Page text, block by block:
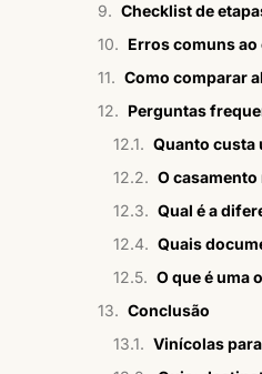
Checklist de
Erros comuns
Como comparar
Perguntas
Quanto custa
O
Qual é a
Quais
O que é uma
Conclusão
Vinícolas